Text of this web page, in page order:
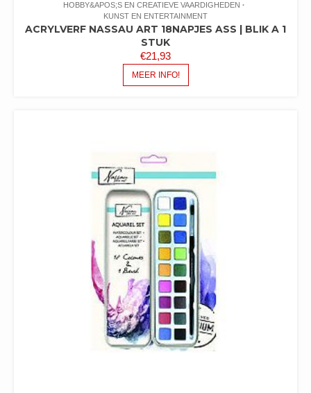
HOBBY&APOS;S EN CREATIEVE VAARDIGHEDEN
KUNST EN ENTERTAINMENT
ACRYLVERF NASSAU ART 18NAPJES ASS | BLIK A 1
STUK
€21,93
MEER INFO!